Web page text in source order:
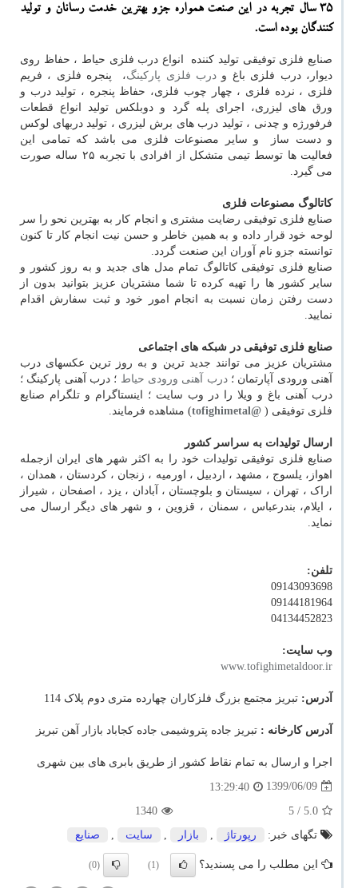
35 سال تجربه در این صنعت همواره جزو بهترین خدمت رسانان و تولید
كنندگان بوده است.
صنایع فلزی توفیقی تولید کننده انواع درب فلزی حیاط ، حفاظ روی
دیوار، درب فلزی باغ ودرب فلزی پارکینگ، پنجره فلزی ، فریم
فلزی ، نرده فلزی ، چهار چوب فلزی، حفاظ پنجره ، تولید درب و
ورق های لیزری، اجرای پله گرد و دوبلکس تولید انواع قطعات
فرفورژه و چدنی ، تولید درب های برش لیزری ، تولید دربهای لوکس
و دست ساز و سایر مصنوعات فلزی می باشد که تمامی این
فعالیت ها توسط تیمی متشکل از افرادی با تجربه ۲۵ ساله صورت
می گیرد.
کاتالوگ مصنوعات فلزی
صنایع فلزی توفیقی رضایت مشتری و انجام کار به بهترین نحو را سر
لوحه خود قرار داده و به همین خاطر و حسن نیت انجام کار تا کنون
توانسته جزو نام آوران این صنعت گردد.
صنایع فلزی توفیقی کاتالوگ تمام مدل های جدید و به روز کشور و
سایر کشور ها را تهیه کرده تا شما مشتریان عزیز بتوانید بدون از
دست رفتن زمان نسبت به انجام امور خود و ثبت سفارش اقدام
نمایید.
صنایع فلزی توفیقی در شبکه های اجتماعی
مشتریان عزیز می توانند جدید ترین و به روز ترین عکسهای درب
آهنی ورودی آپارتمان ؛درب آهنی ورودی حیاط ؛ درب آهنی پارکینگ ؛
درب آهنی باغ و ویلا را در وب سایت ؛ اینستاگرام و تلگرام صنایع
فلزی توفیقی ( @tofighimetal ) مشاهده فرمایند.
ارسال تولیدات به سراسر کشور
صنایع فلزی توفیقی تولیدات خود را به اکثر شهر های ایران ازجمله
اهواز، یلسوج ، مشهد ، اردبیل ، اورمیه ، زنجان ، کردستان ، همدان ،
اراک ، تهران ، سیستان و بلوچستان ، آبادان ، یزد ، اصفحان ، شیراز
، ایلام، بندرعباس ، سمنان ، قزوین ، و شهر های دیگر ارسال می
نماید.
تلفن:
09143093698
09144181964
04134452823
وب سایت:
www.tofighimetaldoor.ir
آدرس: تبریز مجتمع بزرگ فلزکاران چهارده متری دوم پلاک 114
آدرس کارخانه : تبریز جاده پتروشیمی جاده کجاباد بازار آهن تبریز
اجرا و ارسال به تمام نقاط کشور از طریق بابری های بین شهری
1399/06/09
13:29:40
5.0
/ 5
1340
تگهای خبر:
رپورتاژ , بازار , سایت , صنایع
این مطلب را می پسندید؟ (1)
(0)